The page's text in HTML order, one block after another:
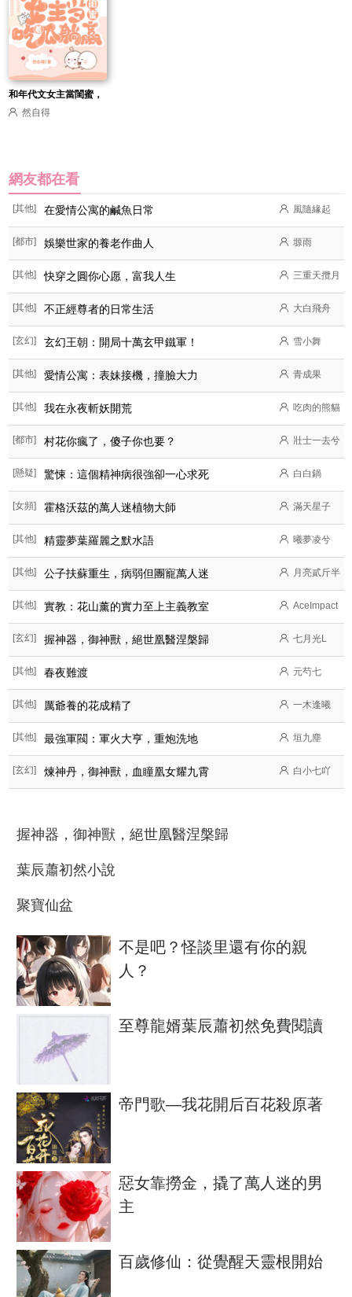
和年代文女主當閨蜜，
吃著瓜躺贏
然自得
網友都在看
[其他] 在愛情公寓的鹹魚日常 風隨緣起
[都市] 娛樂世家的養老作曲人 塬雨
[其他] 快穿之圓你心愿，富我人生 三重天攬月
[其他] 不正經尊者的日常生活 大白飛舟
[玄幻] 玄幻王朝：開局十萬玄甲鐵軍！ 雪小舞
[其他] 愛情公寓：表妹接機，撞臉大力 青成果
[其他] 我在永夜斬妖開荒 吃肉的熊貓
[都市] 村花你瘋了，傻子你也要？ 壯士一去兮
[懸疑] 驚悚：這個精神病很強卻一心求死 白白鍋
[女頻] 霍格沃茲的萬人迷植物大師 滿天星子
[其他] 精靈夢葉羅麗之默水語 曦夢凌兮
[其他] 公子扶蘇重生，病弱但團寵萬人迷 月亮貳斤半
[其他] 實教：花山薰的實力至上主義教室 AceImpact
[玄幻] 握神器，御神獸，絕世凰醫涅槃歸 七月光L
[其他] 春夜難渡 元芍七
[其他] 厲爺養的花成精了 一木逢曦
[其他] 最強軍閥：軍火大亨，重炮洗地 垣九塵
[玄幻] 煉神丹，御神獸，血瞳凰女耀九霄 白小七吖
握神器，御神獸，絕世凰醫涅槃歸
葉辰蕭初然小說
聚寶仙盆
不是吧？怪談里還有你的親
人？
至尊龍婿葉辰蕭初然免費閱讀
帝門歌—我花開后百花殺原著
惡女靠撈金，撬了萬人迷的男
主
百歲修仙：從覺醒天靈根開始